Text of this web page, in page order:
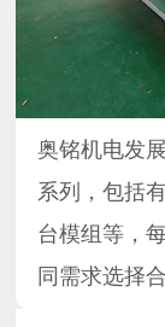
奥铭机电发
系列，包括
台模组等，
同需求选择